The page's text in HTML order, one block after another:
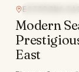
ESTEPONA
Modern
East